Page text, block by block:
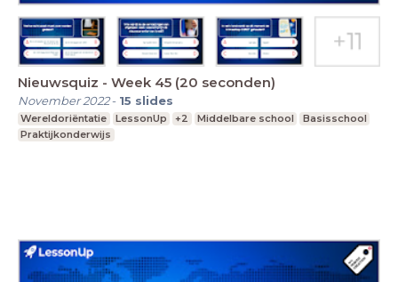
Nieuwsquiz - Week 45 (20 seconden)
November 2022- 15 slides
Wereldoriëntatie LessonUp +2 Middelbare school
Basisschool
Praktijkonderwijs